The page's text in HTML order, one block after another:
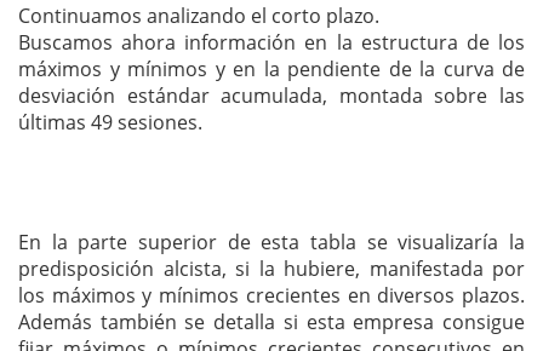
Continuamos analizando el corto plazo.
Buscamos ahora información en la estructura de los
máximos y mínimos y en la pendiente de la curva de
desviación estándar acumulada, montada sobre las
últimas 49 sesiones.
En la parte superior de esta tabla se visualizaría la
predisposición alcista, si la hubiere, manifestada por
los máximos y mínimos crecientes en diversos plazos.
Además también se detalla si esta empresa consigue